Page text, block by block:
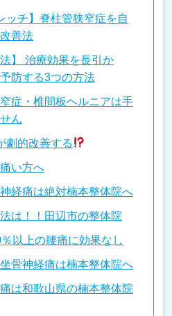
ッチ】脊柱管狭窄症を自
善法
】 治療効果を長引か
防する3つの方法
症・椎間板ヘルニアは手
ん
劇的改善する
い方へ
経痛は絶対楠本整体院へ
は！！田辺市の整体院
以上の腰痛に効果なし
骨神経痛は楠本整体院へ
は和歌山県の楠本整体院